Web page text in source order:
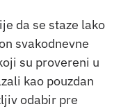
da se staze lako
svakodnevne
su provereni u
kao pouzdan
odabir pre